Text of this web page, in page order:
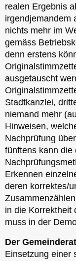
realen Ergebnis
irgendjemandem
nichts mehr im
gemäss
denn erstens
ausgetauscht
Stadtkanzlei,
niemand mehr
Hinweisen,
Nachprüfung
fünftens kann die
Erkennen
deren korrektes/
in die Korrektheit
muss in der
Der
Einsetzung einer